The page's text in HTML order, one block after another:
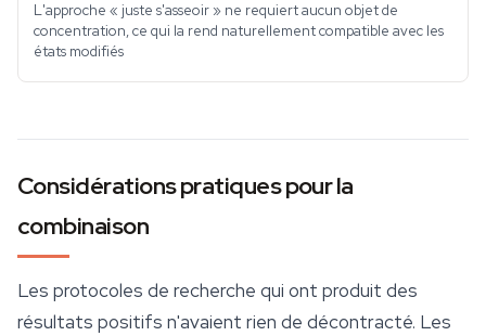
L'approche « juste s'asseoir » ne requiert aucun objet de
concentration, ce qui la rend naturellement compatible avec les
états modifiés
Considérations pratiques pour la
combinaison
Les protocoles de recherche qui ont produit des
résultats positifs n'avaient rien de décontracté. Les